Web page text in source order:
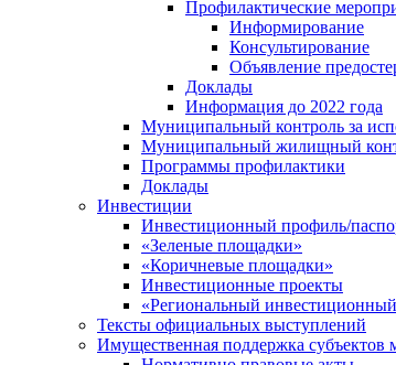
Профилактические
Информирование
Консультирование
Объявление
Доклады
Информация до 2022 года
Муниципальный контроль за
Муниципальный жилищный
Программы профилактики
Доклады
Инвестиции
Инвестиционный профиль/
«Зеленые площадки»
«Коричневые площадки»
Инвестиционные проекты
«Региональный инвестиционный
Тексты официальных выступлений
Имущественная поддержка субъектов